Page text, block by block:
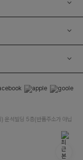
석빌딩 5층(반품주소가 아닙